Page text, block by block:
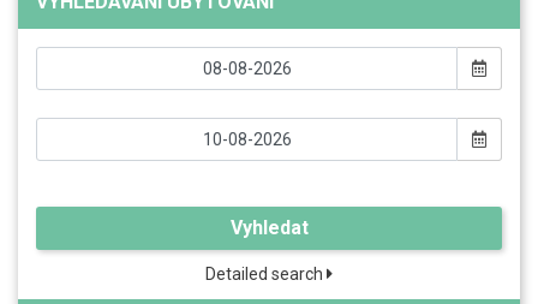
Vyhledat
Detailed search